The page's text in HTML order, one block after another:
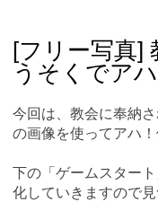
content[フリー写真]
うそくでア
今回は、教会に奉納
の画像を使ってアハ
下の「ゲームスター
化していきますので見